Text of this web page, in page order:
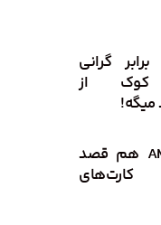
گرانی
کوک از
میگه!
پس از انویدیا، AMD هم قصد